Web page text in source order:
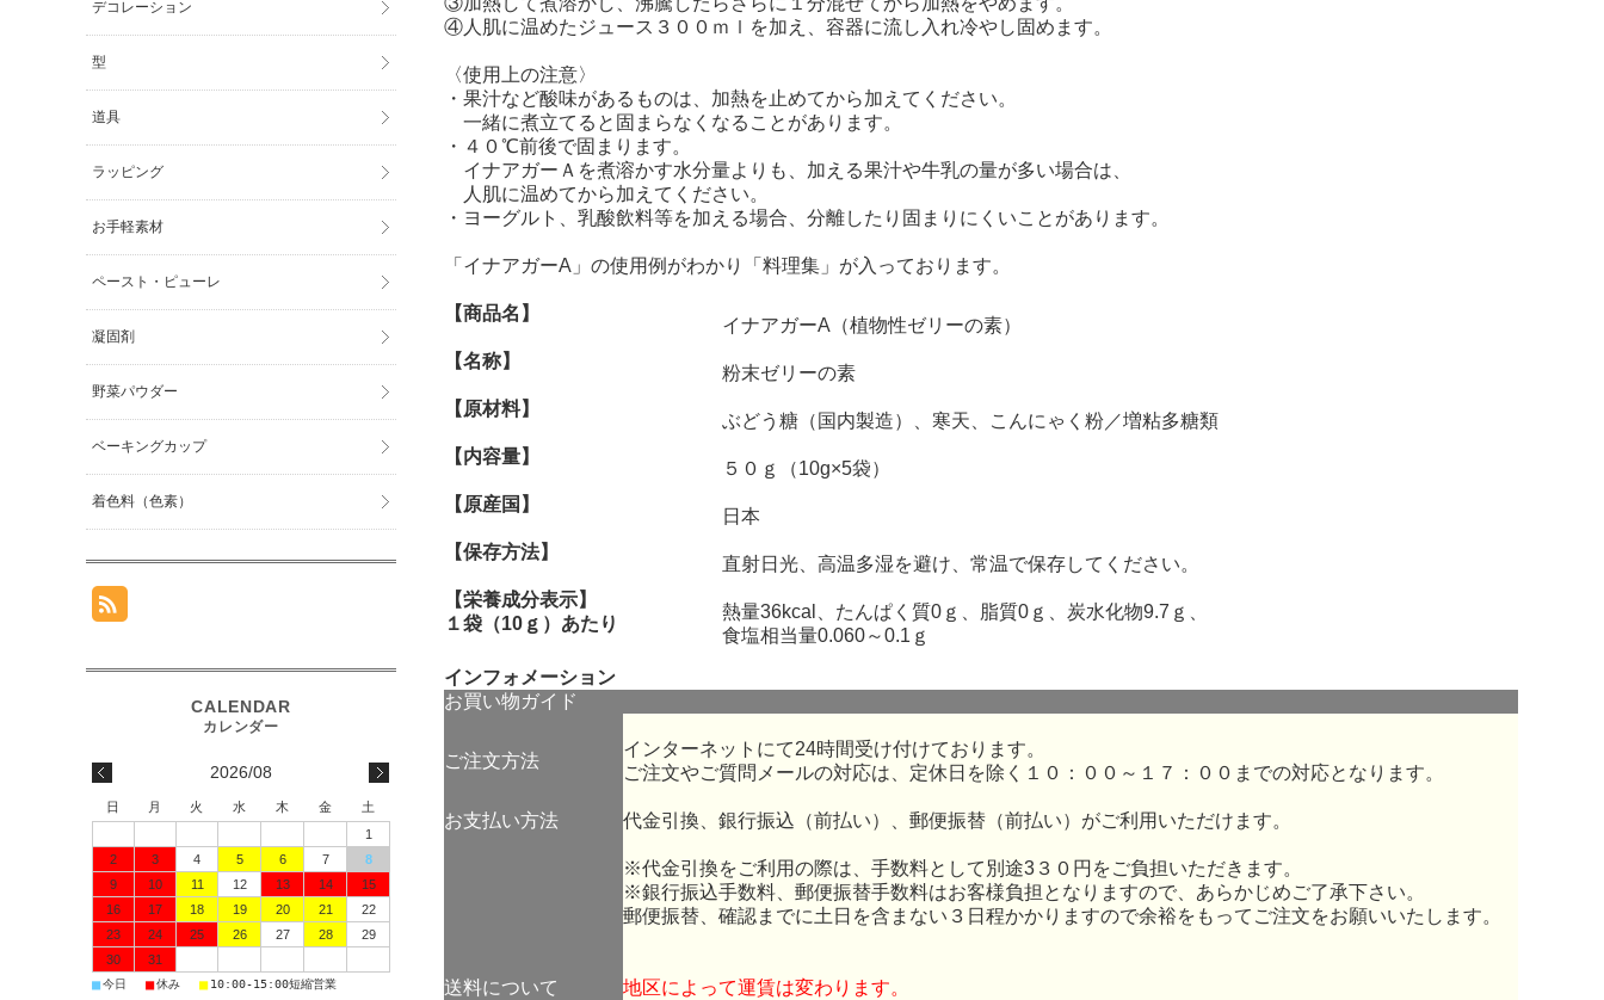
④人肌に温めたジュース３００ｍｌを加え、容器に流し入れ冷やし固めます。
〈使用上の注意〉
・果汁など酸味があるものは、加熱を止めてから加えてください。
一緒に煮立てると固まらなくなることがあります。
・４０℃前後で固まります。
イナアガーＡを煮溶かす水分量よりも、加える果汁や牛乳の量が多い場合は、
人肌に温めてから加えてください。
・ヨーグルト、乳酸飲料等を加える場合、分離したり固まりにくいことがあります。
「イナアガーA」の使用例がわかり「料理集」が入っております。
【商品名】
イナアガーA（植物性ゼリーの素）
【名称】
粉末ゼリーの素
【原材料】
ぶどう糖（国内製造）、寒天、こんにゃく粉／増粘多糖類
【内容量】
５０ｇ（10g×5袋）
【原産国】
日本
【保存方法】
直射日光、高温多湿を避け、常温で保存してください。
【栄養成分表示】
１袋（10ｇ）あたり
熱量36kcal、たんぱく質0ｇ、脂質0ｇ、炭水化物9.7ｇ、
食塩相当量0.060～0.1ｇ
インフォメーション
お買い物ガイド
ご注文方法
インターネットにて24時間受け付けております。
ご注文やご質問メールの対応は、定休日を除く１０：００～１７：００までの対応となります。
お支払い方法 代金引換、銀行振込（前払い）、郵便振替（前払い）がご利用いただけます。
※代金引換をご利用の際は、手数料として別途3３０円をご負担いただきます。
※銀行振込手数料、郵便振替手数料はお客様負担となりますので、あらかじめご了承下さい。
郵便振替、確認までに土日を含まない３日程かかりますので余裕をもってご注文をお願いいたします。
送料について
地区によって運賃は変わります。
デコレーション
型
道具
ラッピング
お手軽素材
ペースト・ピューレ
凝固剤
野菜パウダー
ベーキングカップ
着色料（色素）
2026/08
日 月 火 水 木 金
土
1
2
3 4 5 6 7
8
9
10 11 12 13 14
15
16
17 18 19 20 21
22
23
24 25 26 27 28
29
30
31
■今日 ■休み ■ 10:00-15:00短縮営業